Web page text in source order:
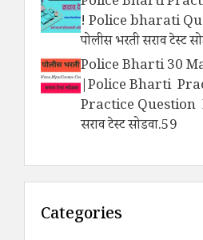
! Police bharati
पोलीस भरती सराव टेस्ट
Police Bharti 30
|Police Bharti
Practice Question
सराव टेस्ट सोडवा.59
Categories